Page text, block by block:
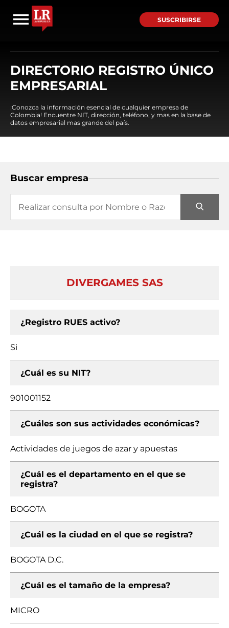
SUSCRIBIRSE
DIRECTORIO REGISTRO ÚNICO
EMPRESARIAL
¡Conozca la información esencial de cualquier empresa de
Colombia! Encuentre NIT, dirección, teléfono, y mas en la base de
datos empresarial mas grande del país.
Buscar empresa
DIVERGAMES SAS
¿Registro RUES activo?
Si
¿Cuál es su NIT?
901001152
¿Cuáles son sus actividades económicas?
Actividades de juegos de azar y apuestas
¿Cuál es el departamento en el que se
registra?
BOGOTA
¿Cuál es la ciudad en el que se registra?
BOGOTA D.C.
¿Cuál es el tamaño de la empresa?
MICRO